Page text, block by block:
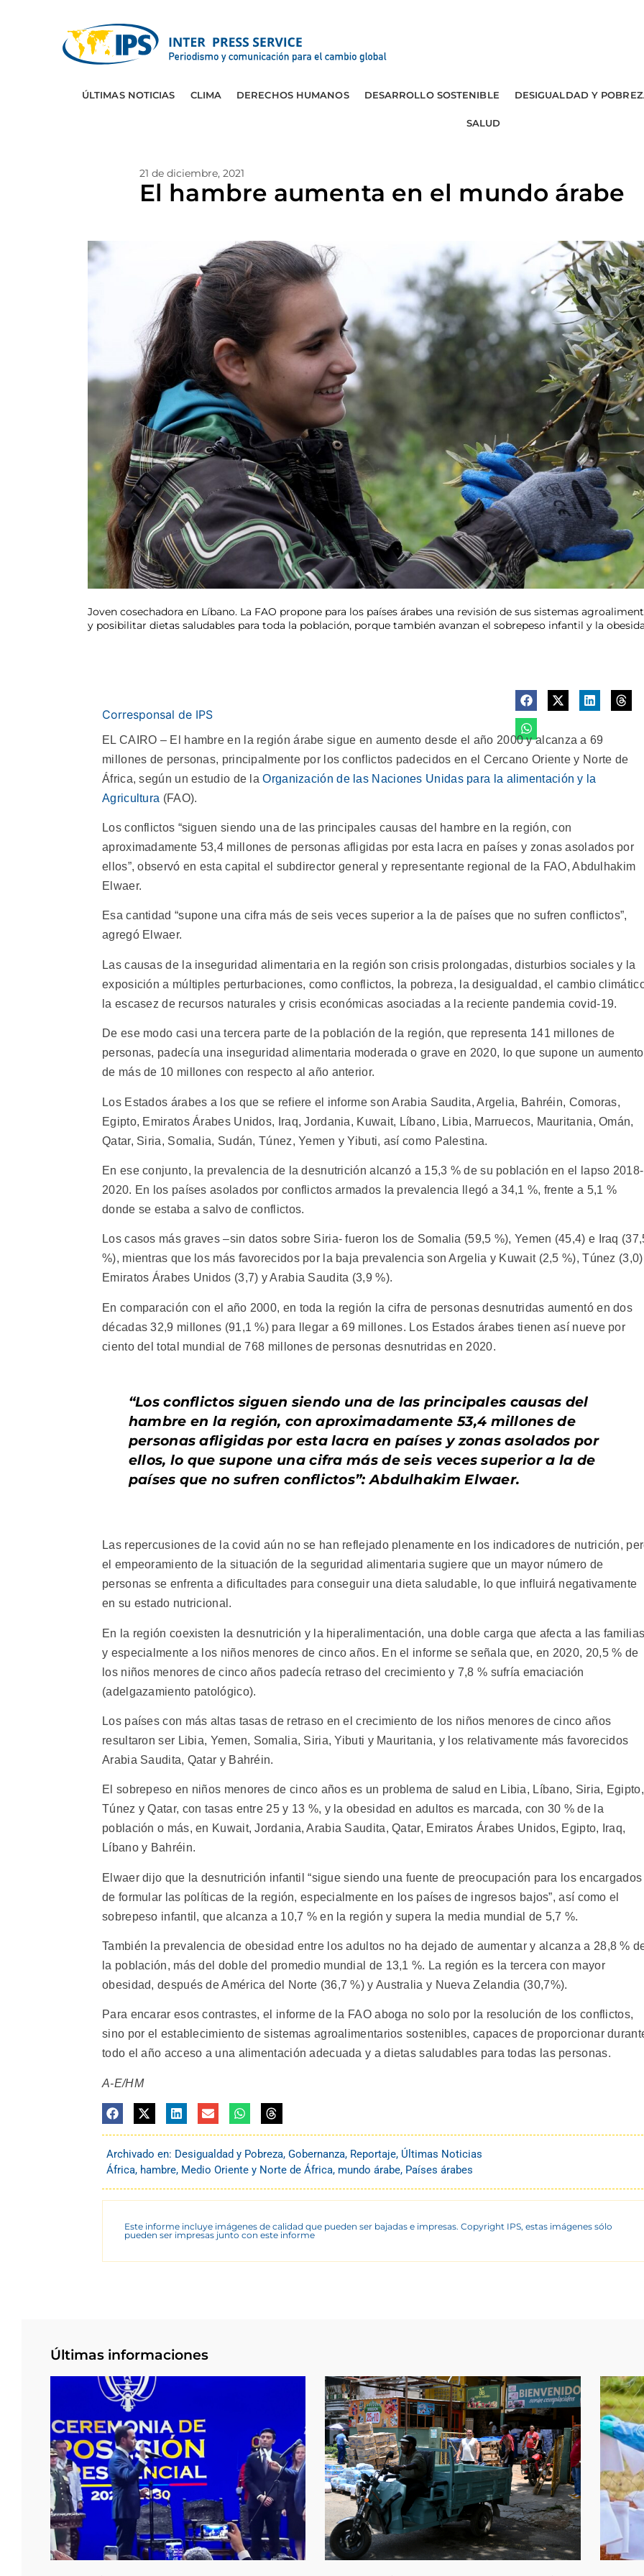
ÚLTIMAS NOTICIAS CLIMA DERECHOS HUMANOS DESARROLLO SOSTENIBLE DESIGUALDAD Y
SALUD
21 de diciembre, 2021
El hambre aumenta en el mundo árabe
Joven cosechadora en Líbano. La FAO propone para los países árabes una revisión de sus sistemas
y posibilitar dietas saludables para toda la población, porque también avanzan el sobrepeso infantil y la
Corresponsal de IPS
EL CAIRO – El hambre en la región árabe sigue en aumento desde el año 2000 y alcanza a 69
millones de personas, principalmente por los conflictos padecidos en el Cercano Oriente y Norte de
África, según un estudio de laOrganización de las Naciones Unidas para la alimentación y la
Agricultura (FAO).
Los conflictos “siguen siendo una de las principales causas del hambre en la región, con
aproximadamente 53,4 millones de personas afligidas por esta lacra en países y zonas asolados por
ellos”, observó en esta capital el subdirector general y representante regional de la FAO, Abdulhakim
Elwaer.
Esa cantidad “supone una cifra más de seis veces superior a la de países que no sufren conflictos”,
agregó Elwaer.
Las causas de la inseguridad alimentaria en la región son crisis prolongadas, disturbios sociales y la
exposición a múltiples perturbaciones, como conflictos, la pobreza, la desigualdad, el cambio
la escasez de recursos naturales y crisis económicas asociadas a la reciente pandemia covid-19.
De ese modo casi una tercera parte de la población de la región, que representa 141 millones de
personas, padecía una inseguridad alimentaria moderada o grave en 2020, lo que supone un aumento
de más de 10 millones con respecto al año anterior.
Los Estados árabes a los que se refiere el informe son Arabia Saudita, Argelia, Bahréin, Comoras,
Egipto, Emiratos Árabes Unidos, Iraq, Jordania, Kuwait, Líbano, Libia, Marruecos, Mauritania, Omán,
Qatar, Siria, Somalia, Sudán, Túnez, Yemen y Yibuti, así como Palestina.
En ese conjunto, la prevalencia de la desnutrición alcanzó a 15,3 % de su población en el lapso 2018-
2020. En los países asolados por conflictos armados la prevalencia llegó a 34,1 %, frente a 5,1 %
donde se estaba a salvo de conflictos.
Los casos más graves –sin datos sobre Siria- fueron los de Somalia (59,5 %), Yemen (45,4) e Iraq
%), mientras que los más favorecidos por la baja prevalencia son Argelia y Kuwait (2,5 %), Túnez
Emiratos Árabes Unidos (3,7) y Arabia Saudita (3,9 %).
En comparación con el año 2000, en toda la región la cifra de personas desnutridas aumentó en dos
décadas 32,9 millones (91,1 %) para llegar a 69 millones. Los Estados árabes tienen así nueve por
ciento del total mundial de 768 millones de personas desnutridas en 2020.
“Los conflictos siguen siendo una de las principales causas del
hambre en la región, con aproximadamente 53,4 millones de
personas afligidas por esta lacra en países y zonas asolados por
ellos, lo que supone una cifra más de seis veces superior a la de
países que no sufren conflictos”: Abdulhakim Elwaer.
Las repercusiones de la covid aún no se han reflejado plenamente en los indicadores de nutrición,
el empeoramiento de la situación de la seguridad alimentaria sugiere que un mayor número de
personas se enfrenta a dificultades para conseguir una dieta saludable, lo que influirá negativamente
en su estado nutricional.
En la región coexisten la desnutrición y la hiperalimentación, una doble carga que afecta a las
y especialmente a los niños menores de cinco años. En el informe se señala que, en 2020, 20,5 % de
los niños menores de cinco años padecía retraso del crecimiento y 7,8 % sufría emaciación
(adelgazamiento patológico).
Los países con más altas tasas de retraso en el crecimiento de los niños menores de cinco años
resultaron ser Libia, Yemen, Somalia, Siria, Yibuti y Mauritania, y los relativamente más favorecidos
Arabia Saudita, Qatar y Bahréin.
El sobrepeso en niños menores de cinco años es un problema de salud en Libia, Líbano, Siria, Egipto,
Túnez y Qatar, con tasas entre 25 y 13 %, y la obesidad en adultos es marcada, con 30 % de la
población o más, en Kuwait, Jordania, Arabia Saudita, Qatar, Emiratos Árabes Unidos, Egipto, Iraq,
Líbano y Bahréin.
Elwaer dijo que la desnutrición infantil “sigue siendo una fuente de preocupación para los encargados
de formular las políticas de la región, especialmente en los países de ingresos bajos”, así como el
sobrepeso infantil, que alcanza a 10,7 % en la región y supera la media mundial de 5,7 %.
También la prevalencia de obesidad entre los adultos no ha dejado de aumentar y alcanza a 28,8 %
la población, más del doble del promedio mundial de 13,1 %. La región es la tercera con mayor
obesidad, después de América del Norte (36,7 %) y Australia y Nueva Zelandia (30,7%).
Para encarar esos contrastes, el informe de la FAO aboga no solo por la resolución de los conflictos,
sino por el establecimiento de sistemas agroalimentarios sostenibles, capaces de proporcionar
todo el año acceso a una alimentación adecuada y a dietas saludables para todas las personas.
A-E/HM
Archivado en: Desigualdad y Pobreza, Gobernanza, Reportaje, Últimas Noticias
África, hambre, Medio Oriente y Norte de África, mundo árabe, Países árabes
Este informe incluye imágenes de calidad que pueden ser bajadas e impresas. Copyright IPS, estas imágenes sólo
pueden ser impresas junto con este informe
Últimas informaciones